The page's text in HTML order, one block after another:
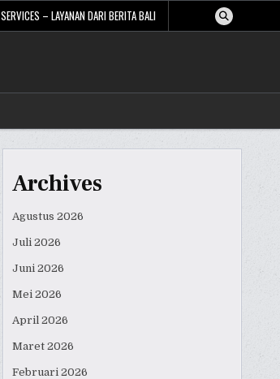
SERVICES – LAYANAN DARI BERITA BALI
Archives
Agustus 2026
Juli 2026
Juni 2026
Mei 2026
April 2026
Maret 2026
Februari 2026